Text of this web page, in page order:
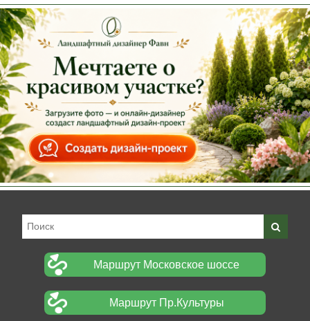
Маршрут Московское шоссе
Маршрут Пр.Культуры